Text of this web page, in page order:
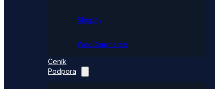
Shopify
WooCommerce
Ceník
Podpora